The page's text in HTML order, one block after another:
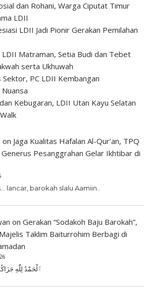
dan Rohani, Warga Ciputat Timur
LDII
LDII Jadi Pionir Gerakan Pemilahan
LDII Matraman, Setia Budi dan Tebet
serta Ukhuwah
Sektor, PC LDII Kembangan
Kebugaran, LDII Utan Kayu Selatan
on Jaga Kualitas Hafalan Al-Qur’an, TPQ
Pesanggrahan Gelar Ikhtibar di
lancar, barokah slalu Aamiin..
onGerakan “Sodakoh Baju Barokah”,
Taklim Baiturrohim Berbagi di
ٱلْحَمْدُ لِلّٰهِ